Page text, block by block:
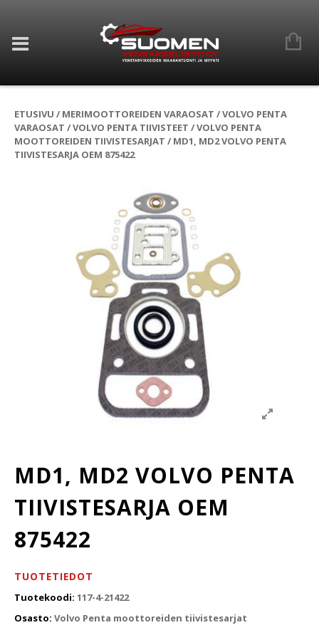
ETUSIVU / MERIMOOTTOREIDEN VARAOSAT /VOLVO PENTA
VARAOSAT /VOLVO PENTA TIIVISTEET /VOLVO PENTA
MOOTTOREIDEN TIIVISTESARJAT / MD1, MD2 VOLVO PENTA
TIIVISTESARJA OEM 875422
MD1, MD2 VOLVO PENTA
TIIVISTESARJA OEM
875422
TUOTETIEDOT
Tuotekoodi: 117-4-21422
Osasto: Volvo Penta moottoreiden tiivistesarjat